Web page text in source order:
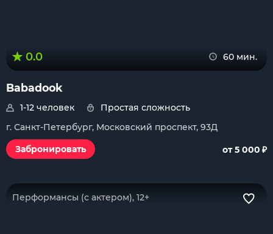
0.0 60 мин.
Babadook
1-12 человек
Простая сложность
г. Санкт-Петербург, Московский проспект, 93Д
Забронировать
от 5 000 ₽
Перформансы (с актером), 12+